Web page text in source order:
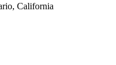
California